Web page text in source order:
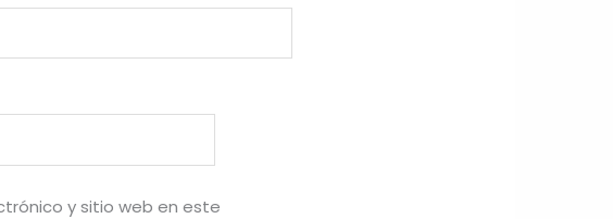
y sitio web en este